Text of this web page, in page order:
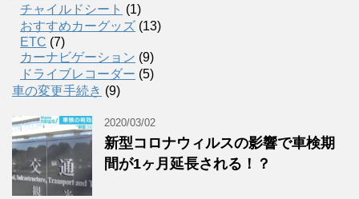
チャイルドシート (1)
おすすめカーグッズ (13)
ETC (7)
カーナビゲーション (9)
ドライブレコーダー (5)
車の変更手続き (9)
2020/03/02
新型コロナウィルスの影響で車検期
間が1ヶ月延長される！？